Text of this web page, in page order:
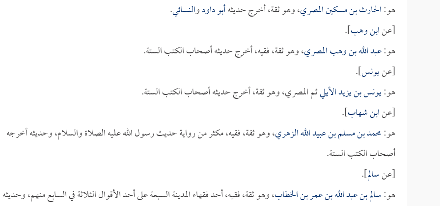
هو:الحارث بن مسكين المصري، وهو ثقة، أخرج حديثهأبو داودوالنسائي.
[عنابن وهب].
هو:عبد الله بن وهب المصري، وهو ثقة، فقيه، أخرج حديثه أصحاب الكتب الستة.
[عنيونس].
هو:يونس بن يزيد الأيليثم المصري، وهو ثقة، أخرج حديثه أصحاب الكتب الستة.
[عنابن شهاب].
هو:محمد بن مسلم بن عبيد الله الزهري، وهو ثقة، فقيه، مكثر من رواية حديث رسول الله عليه الصلاة والسلام، وحديثه أخرجه
أصحاب الكتب الستة.
[عنسالم].
هو:سالم بن عبد الله بن عمر بن الخطاب، وهو ثقة، فقيه، أحد فقهاء المدينة السبعة على أحد الأقوال الثلاثة في السابع منهم، وحديثه